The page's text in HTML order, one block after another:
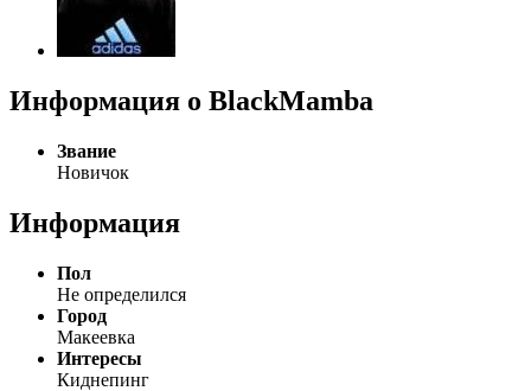
Информация о BlackMamba
Звание
Новичок
Информация
Пол
Не определился
Город
Макеевка
Интересы
Киднепинг